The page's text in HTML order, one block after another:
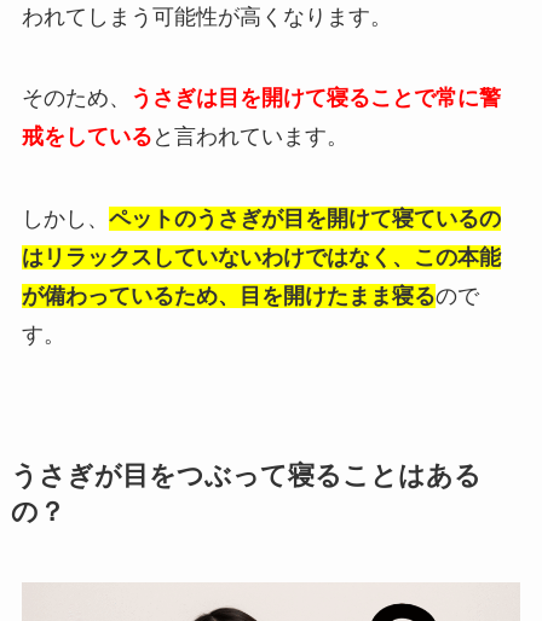
われてしまう可能性が高くなります。
そのため、
うさぎは目を開けて寝ることで常に警
戒をしている と言われています。
しかし、 ペットのうさぎが目を開けて寝ているの
はリラックスしていないわけではなく、この本能
が備わっているため、目を開けたまま寝るので
す。
うさぎが目をつぶって寝ることはある
の？